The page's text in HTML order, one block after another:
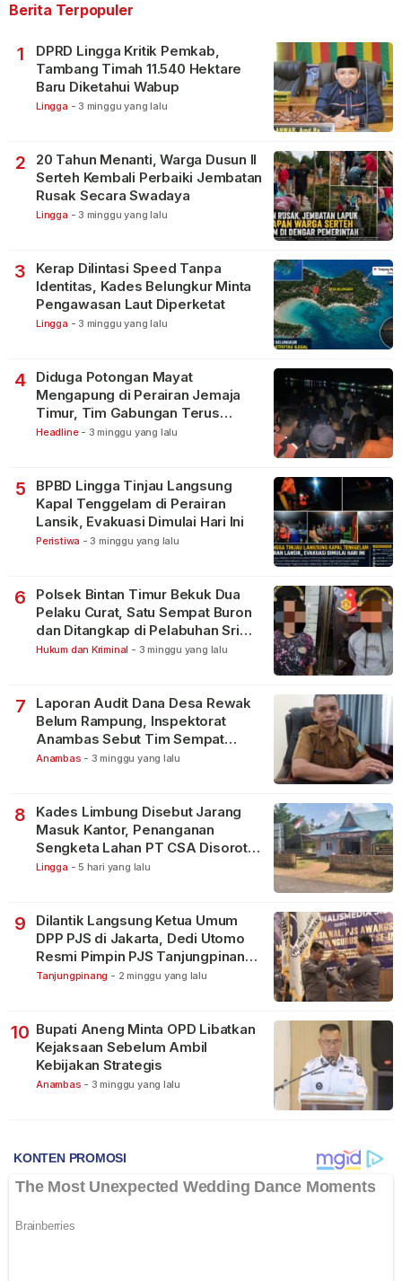
Berita Terpopuler
1
DPRD Lingga Kritik Pemkab,
Tambang Timah 11.540 Hektare
Baru Diketahui Wabup
Lingga - 3 minggu yang lalu
2
20 Tahun Menanti, Warga Dusun II
Serteh Kembali Perbaiki Jembatan
Rusak Secara Swadaya
Lingga - 3 minggu yang lalu
3
Kerap Dilintasi Speed Tanpa
Identitas, Kades Belungkur Minta
Pengawasan Laut Diperketat
Lingga - 3 minggu yang lalu
4
Diduga Potongan Mayat
Mengapung di Perairan Jemaja
Timur, Tim Gabungan Terus
Lakukan Pencarian
Headline - 3 minggu yang lalu
5
BPBD Lingga Tinjau Langsung
Kapal Tenggelam di Perairan
Lansik, Evakuasi Dimulai Hari Ini
Peristiwa - 3 minggu yang lalu
6
Polsek Bintan Timur Bekuk Dua
Pelaku Curat, Satu Sempat Buron
dan Ditangkap di Pelabuhan Sri
Bintan Pura
Hukum dan Kriminal - 3 minggu yang lalu
7
Laporan Audit Dana Desa Rewak
Belum Rampung, Inspektorat
Anambas Sebut Tim Sempat
Terbagi Tangani Kasus Lain
Anambas - 3 minggu yang lalu
8
Kades Limbung Disebut Jarang
Masuk Kantor, Penanganan
Sengketa Lahan PT CSA Disorot
Warga
Lingga - 5 hari yang lalu
9
Dilantik Langsung Ketua Umum
DPP PJS di Jakarta, Dedi Utomo
Resmi Pimpin PJS Tanjungpinang-
Bintan
Tanjungpinang - 2 minggu yang lalu
10 Bupati Aneng Minta OPD Libatkan
Kejaksaan Sebelum Ambil
Kebijakan Strategis
Anambas - 3 minggu yang lalu